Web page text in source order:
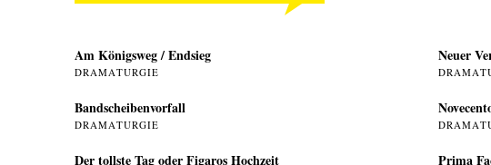
Am Königsweg / Endsieg
DRAMATURGIE
Bandscheibenvorfall
DRAMATURGIE
Der tollste Tag oder Figaros Hochzeit
Neuer
Prima